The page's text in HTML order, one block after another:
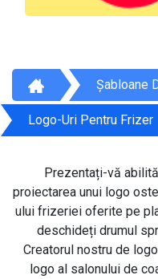
Șabloane
Logo-Uri Pentru Frizer
Prezentați-vă
proiectarea unui logo
ului frizeriei oferite pe
deschideți drumul
Creatorul nostru de
logo al salonului de